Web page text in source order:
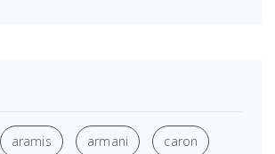
aramis armani caron